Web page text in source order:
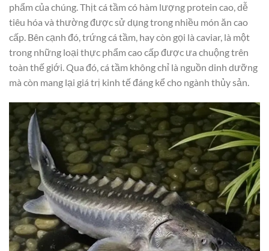
phẩm của chúng. Thịt cá tầm có hàm lượng protein cao, dễ
tiêu hóa và thường được sử dụng trong nhiều món ăn cao
cấp. Bên cạnh đó, trứng cá tầm, hay còn gọi là caviar, là một
trong những loại thực phẩm cao cấp được ưa chuộng trên
toàn thế giới. Qua đó, cá tầm không chỉ là nguồn dinh dưỡng
mà còn mang lại giá trị kinh tế đáng kể cho ngành thủy sản.